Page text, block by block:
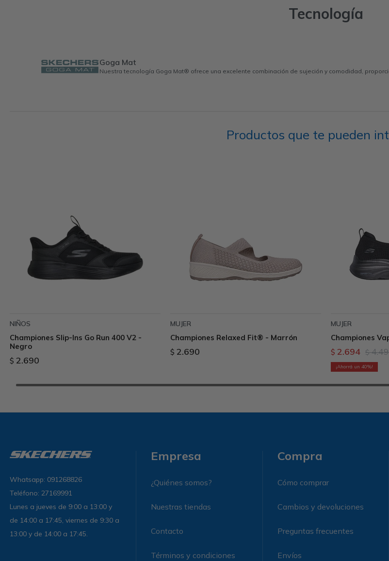
Tecnología
Goga Mat
Nuestra tecnología Goga Mat® ofrece una excelente combinación de sujeción y comodidad,
Productos que te pueden
NIÑOS
Championes Slip-Ins Go Run 400 V2 -
Negro
$ 2.690
MUJER
Championes Relaxed Fit® - Marrón
$ 2.690
MUJER
Championes
$ 2.694 $
40
Whatsapp: 091268826
Teléfono: 27169991
Lunes a jueves de 9:00 a 13:00 y
de 14:00 a 17:45, viernes de 9:30 a
13:00 y de 14:00 a 17:45.
Empresa
¿Quiénes somos?
Nuestras tiendas
Contacto
Términos y condiciones
Compra
Cómo comprar
Cambios y devoluciones
Preguntas frecuentes
Envíos